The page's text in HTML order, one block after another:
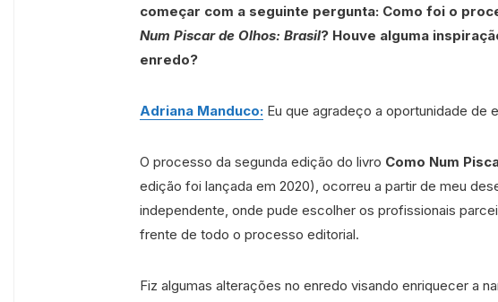
começar com a seguinte pergunta: Como foi o
Num Piscar de Olhos: Brasil? Houve alguma
enredo?
Adriana Manduco: Eu que agradeço a oportunidade de
O processo da segunda edição do livro Como Num
edição foi lançada em 2020), ocorreu a partir de meu
independente, onde pude escolher os profissionais
frente de todo o processo editorial.
Fiz algumas alterações no enredo visando enriquecer a